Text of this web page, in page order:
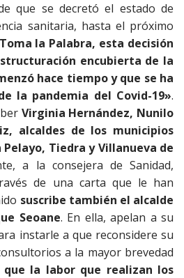
que se decretó el estado de
sanitaria, hasta el próximo
la Palabra, esta decisión
encubierta de la
hace tiempo y que se ha
la pandemia del Covid-19».
Virginia Hernández, Nunilo
alcaldes de los municipios
Tiedra y Villanueva de
a la consejera de Sanidad,
de una carta que le han
suscribe también el alcalde
Seoane. En ella, apelan a su
instarle a que reconsidere su
a la mayor brevedad
que la labor que realizan los